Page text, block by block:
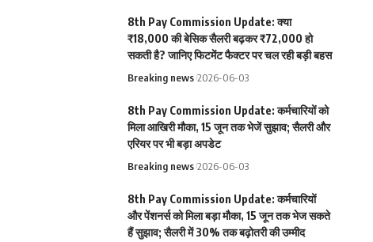
8th Pay Commission Update: क्या
₹18,000 की बेसिक सैलरी बढ़कर ₹72,000 हो
सकती है? जानिए फिटमेंट फैक्टर पर चल रही बड़ी बहस
Breaking news 2026-06-03
8th Pay Commission Update: कर्मचारियों को
मिला आखिरी मौका, 15 जून तक भेजें सुझाव; सैलरी और
एरियर पर भी बड़ा अपडेट
Breaking news 2026-06-03
8th Pay Commission Update: कर्मचारियों
और पेंशनर्स को मिला बड़ा मौका, 15 जून तक भेज सकते
हैं सुझाव; सैलरी में 30% तक बढ़ोतरी की उम्मीद